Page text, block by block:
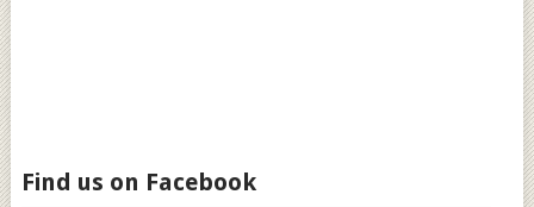
Find us on Facebook